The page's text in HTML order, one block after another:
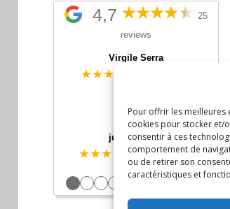
Pour offrir les meilleures
cookies pour stocker et/
consentir à ces
comportement de
ou de retirer son
caractéristiques et
4,7
25
reviews
Virgile Serra
★★★★
accueillante.
Je recommande.
julien thome
★★★★★ il y a 11 mois
Très bon matos
●●●● ●●●●●●